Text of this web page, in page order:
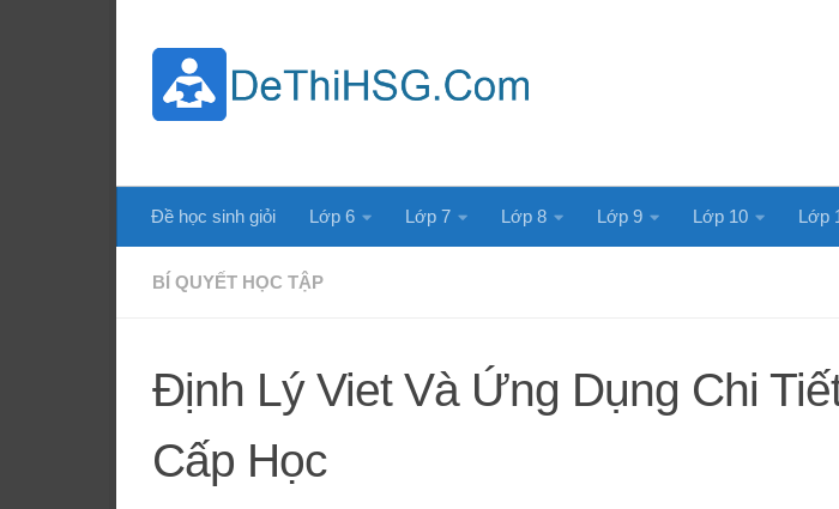
Đề học sinh giỏi Lớp 6 Lớp 7 Lớp 8 Lớp 9 Lớp 10 Lớp
BÍ QUYẾT HỌC TẬP
Định Lý Viet Và Ứng Dụng Chi
Cấp Học